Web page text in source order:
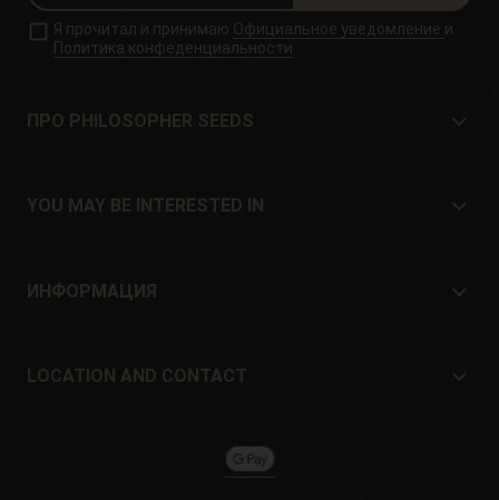
Я прочитал и принимаю Официальное уведомление и
Политика конфеденциальности
ПРО PHILOSOPHER SEEDS
Расположение и контакт
YOU MAY BE INTERESTED IN
Offers
ИНФОРМАЦИЯ
Guarantees and returns
Информация о файлах cookie на
LOCATION AND CONTACT
Pol. Industrial Pont del Príncep